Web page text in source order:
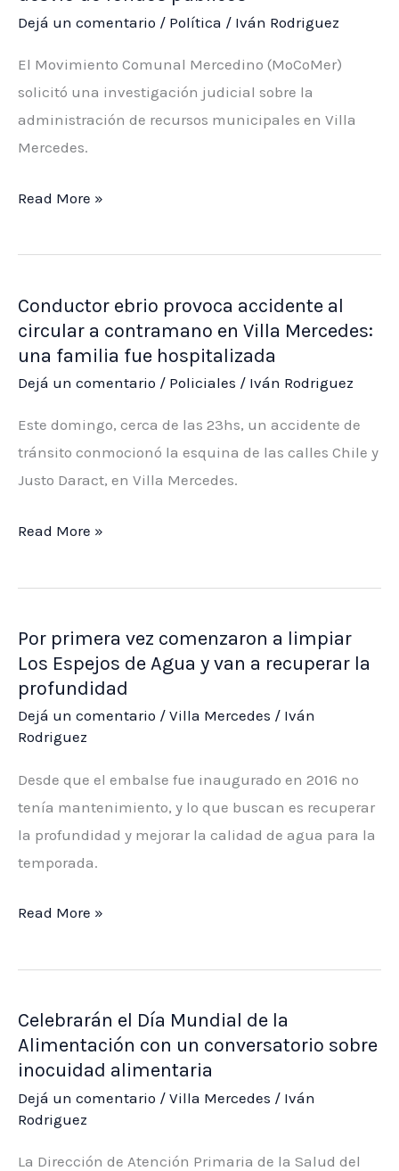
recibió
un
obsequio
luminoso
Dejá un comentario / Política / Iván Rodriguez
El Movimiento Comunal Mercedino (MoCoMer)
solicitó una investigación judicial sobre la
administración de recursos municipales en Villa
Mercedes.
Piden
se
al
intendente
de
Villa
Mercedes,
Maximiliano
Frontera,
desvío
fondos
Read More »
Conductor ebrio provoca accidente al
circular a contramano en Villa Mercedes:
una familia fue hospitalizada
Dejá un comentario / Policiales / Iván Rodriguez
Este domingo, cerca de las 23hs, un accidente de
tránsito conmocionó la esquina de las calles Chile y
Justo Daract, en Villa Mercedes.
Conductor
provoca
al
circular
a
contramano
Villa
Mercedes:
una
familia
hospitalizada
Read More »
Por primera vez comenzaron a limpiar
Los Espejos de Agua y van a recuperar la
profundidad
Dejá un comentario / Villa Mercedes / Iván
Rodriguez
Desde que el embalse fue inaugurado en 2016 no
tenía mantenimiento, y lo que buscan es recuperar
la profundidad y mejorar la calidad de agua para la
temporada.
Por
vez
a
limpiar
Los
Espejos
Agua
Read More »
Celebrarán el Día Mundial de la
Alimentación con un conversatorio sobre
inocuidad alimentaria
Dejá un comentario / Villa Mercedes / Iván
Rodriguez
La Dirección de Atención Primaria de la Salud del